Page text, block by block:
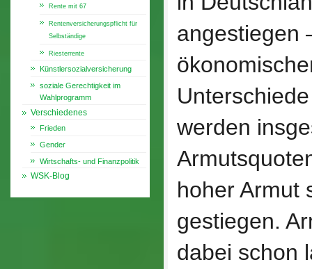
Rente mit 67
Rentenversicherungspflicht für
Selbständige
Riesterrente
Künstlersozialversicherung
soziale Gerechtigkeit im
Wahlprogramm
Verschiedenes
Frieden
Gender
Wirtschafts- und Finanzpolitik
WSK-Blog
angestiegen
werden
hoher Armut
gestiegen.
dabei schon